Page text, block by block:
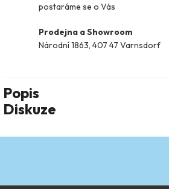
postaráme se o Vás
Prodejna a Showroom
Národní 1863, 407 47 Varnsdorf
Popis
Diskuze